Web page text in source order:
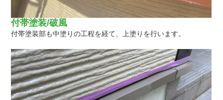
付帯塗装/破風
付帯塗装部も中塗りの工程を経て、上塗りを行います。